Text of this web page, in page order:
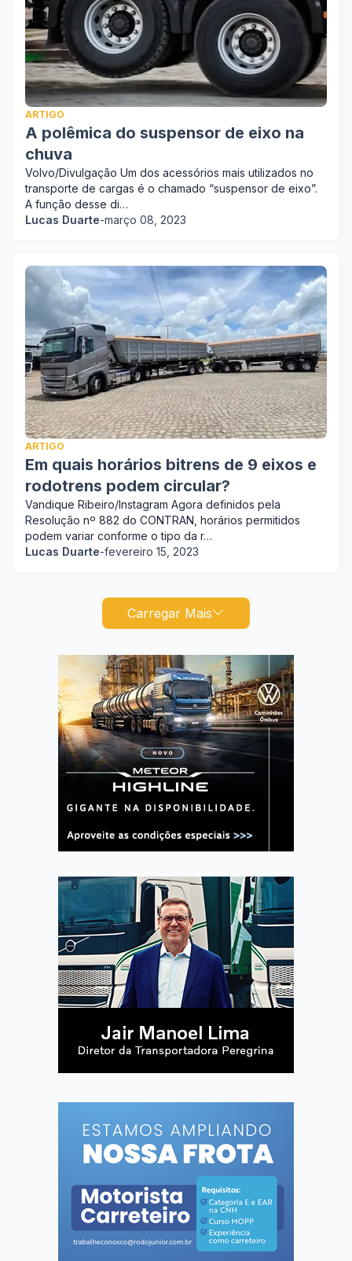
ARTIGO
A polêmica do suspensor de eixo na
chuva
Volvo/Divulgação Um dos acessórios mais utilizados no
transporte de cargas é o chamado “suspensor de eixo”.
A função desse di…
Lucas Duarte-março 08, 2023
ARTIGO
Em quais horários bitrens de 9 eixos e
rodotrens podem circular?
Vandique Ribeiro/Instagram Agora definidos pela
Resolução nº 882 do CONTRAN, horários permitidos
podem variar conforme o tipo da r…
Lucas Duarte-fevereiro 15, 2023
Carregar Mais